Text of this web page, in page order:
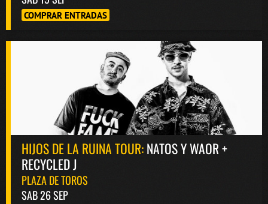
COMPRAR ENTRADAS
HIJOS DE LA RUINA TOUR:NATOS Y WAOR +
RECYCLED J
PLAZA DE TOROS
SAB 26 SEP